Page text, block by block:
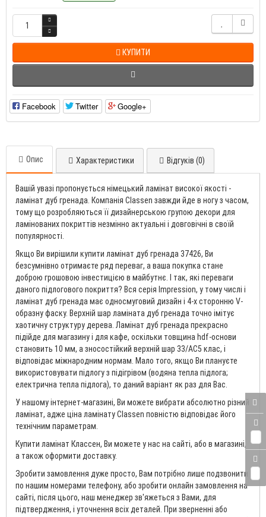
КУПИТИ
Facebook Twitter Google+
Опис Характеристики Відгуків (0)
Вашій увазі пропонується німецький ламінат високої якості -
ламінат дуб гренада. Компанія Classen завжди йде в ногу з часом,
тому що розробляються її дизайнерською групою декори для
ламінованих покриттів незмінно актуальні і довговічні в своїй
популярності.
Якщо Ви вирішили купити ламінат дуб гренада 37426, Ви
безсумнівно отримаєте ряд переваг, а ваша покупка стане
доброю грошовою інвестицією в майбутнє. І так, які переваги
даного підлогового покриття? Вся серія Impression, у тому числі і
ламінат дуб гренада має односмуговий дизайн і 4-х сторонню V-
образну фаску. Верхній шар ламіната дуб гренада точно імітує
хаотичну структуру дерева. Ламінат дуб гренада прекрасно
підійде для магазину і для кафе, оскільки товщина hdf-основи
становить 10 мм, а зносостійкий верхній шар 33/AC5 клас, і
відповідає міжнародним нормам. Мало того, якщо Ви плануєте
використовувати підлогу з підігрівом (водяна тепла підлога;
електрична тепла підлога), то даний варіант як раз для Вас.
У нашому інтернет-магазині, Ви можете вибрати абсолютно різний
ламінат, адже ціна ламінату Classen повністю відповідає його
технічним параметрам.
Купити ламінат Классен, Ви можете у нас на сайті, або в магазині,
а також оформити доставку.
Зробити замовлення дуже просто, Вам потрібно лише подзвонити
по нашим номерами телефону, або зробити онлайн замовлення на
сайті, після цього, наш менеджер зв'яжеться з Вами, для
підтвердження, і уточнення всіх деталей. При зверненні або